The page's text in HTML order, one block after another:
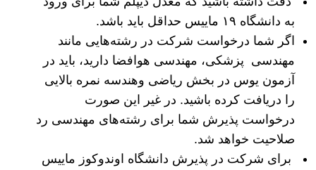
به دانشگاه ۱۹ ماییس حداقل باید باشد.
اگر شما درخواست شرکت در رشته‌هایی مانند
مهندسی پزشکی، مهندسی هوافضا دارید، باید در
آزمون یوس در بخش ریاضی وهندسه نمره بالایی
را دریافت کرده باشید. در غیر این صورت
درخواست پذیرش شما برای رشته‌های مهندسی رد
صلاحیت خواهد شد.
برای شرکت در پذیرش دانشگاه اوندوکوز ماییس